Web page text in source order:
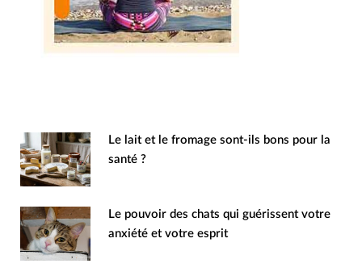
Le lait et le fromage sont-ils bons pour la
santé ?
Le pouvoir des chats qui guérissent votre
anxiété et votre esprit